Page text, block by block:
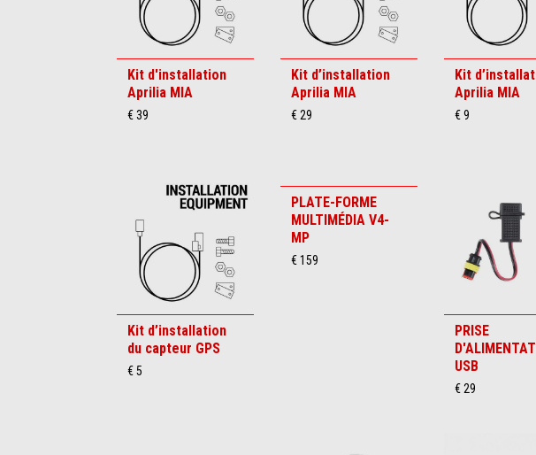
Kit d'installation
Aprilia MIA
€ 39
Kit d’installation
Aprilia MIA
€ 29
Kit
Aprilia MIA
€ 9
Kit d’installation
du capteur GPS
€ 5
PLATE-FORME
MULTIMÉDIA V4-
MP
€ 159
PRISE
USB
€ 29